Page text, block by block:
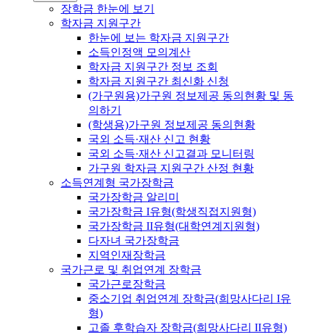
장학금 한눈에 보기
학자금 지원구간
한눈에 보는 학자금 지원구간
소득인정액 모의계산
학자금 지원구간 정보 조회
학자금 지원구간 최신화 신청
(가구원용)가구원 정보제공 동의현황 및 동
의하기
(학생용)가구원 정보제공 동의현황
국외 소득·재산 신고 현황
국외 소득·재산 신고결과 모니터링
가구원 학자금 지원구간 산정 현황
소득연계형 국가장학금
국가장학금 알리미
국가장학금 I유형(학생직접지원형)
국가장학금 II유형(대학연계지원형)
다자녀 국가장학금
지역인재장학금
국가근로 및 취업연계 장학금
국가근로장학금
중소기업 취업연계 장학금(희망사다리 I유
형)
고졸 후학습자 장학금(희망사다리 II유형)